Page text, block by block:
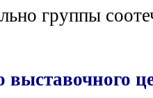
группы
выставочного